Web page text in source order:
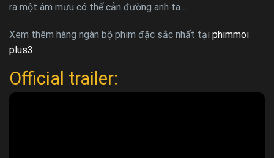
ra một âm mưu có thể cản đường anh ta…
Xem thêm hàng ngàn bộ phim đặc sắc nhất tại phimmoi
plus3
Official trailer: